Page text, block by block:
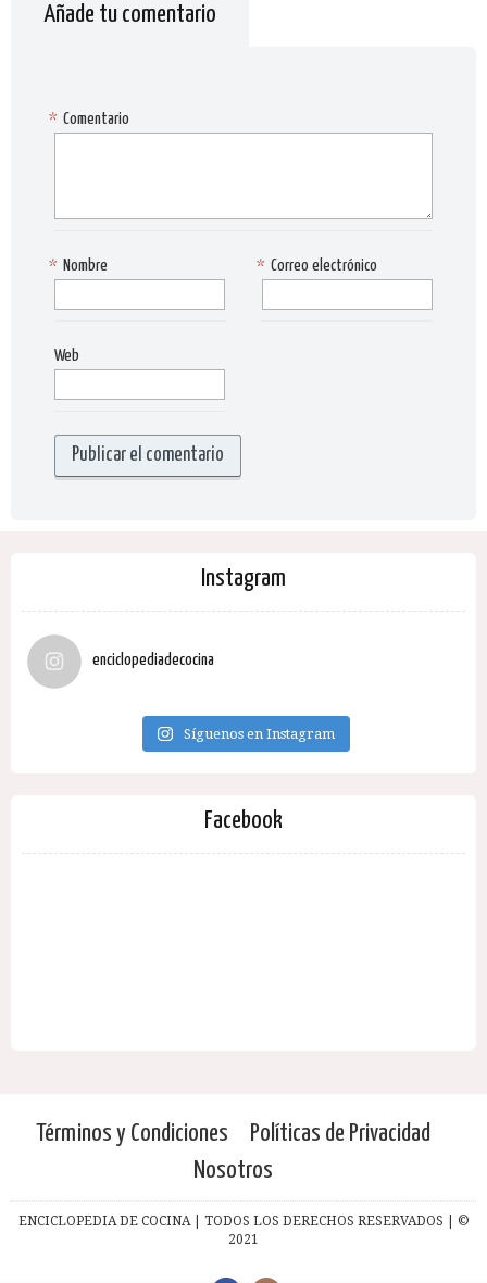
Añade tu comentario
Comentario
*
Nombre
* Correo electrónico
*
Web
Instagram
enciclopediadecocina
Síguenos en Instagram
Facebook
Términos y Condiciones
Políticas de Privacidad
Nosotros
ENCICLOPEDIA DE COCINA | TODOS LOS DERECHOS RESERVADOS | ©
2021